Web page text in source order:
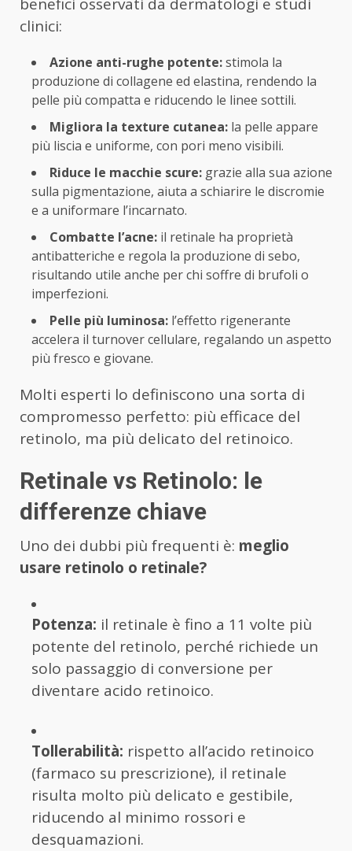
clinici:
Azione anti-rughe potente:stimola la
produzione di collagene ed elastina, rendendo la
pelle più compatta e riducendo le linee sottili.
Migliora la texture cutanea: la pelle appare
più liscia e uniforme, con pori meno visibili.
Riduce le macchie scure: grazie alla sua azione
sulla pigmentazione, aiuta a schiarire le discromie
e a uniformare l’incarnato.
Combatte l’acne: il retinale ha proprietà
antibatteriche e regola la produzione di sebo,
risultando utile anche per chi soffre di brufoli o
imperfezioni.
Pelle più luminosa: l’effetto rigenerante
accelera il turnover cellulare, regalando un aspetto
più fresco e giovane.
Molti esperti lo definiscono una sorta di
compromesso perfetto: più efficace del
retinolo, ma più delicato del retinoico.
Retinale vs Retinolo: le
differenze chiave
Uno dei dubbi più frequenti è: meglio
usare retinolo o retinale?
Potenza: il retinale è fino a 11 volte più
potente del retinolo, perché richiede un
solo passaggio di conversione per
diventare acido retinoico.
Tollerabilità: rispetto all’acido retinoico
(farmaco su prescrizione), il retinale
risulta molto più delicato e gestibile,
riducendo al minimo rossori e
desquamazioni.